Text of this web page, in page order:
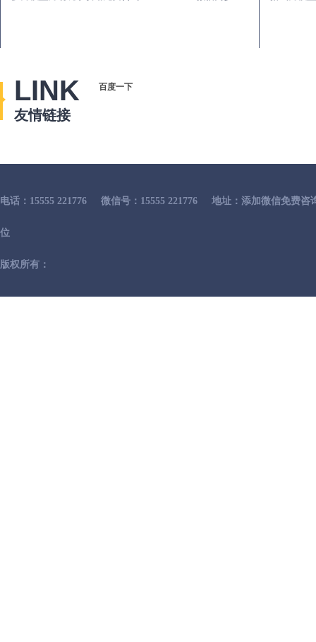
LINK
友情链接
百度一下
电话：15555 221776 微信号：15555 221776 地址：添加微信免费咨
位
版权所有：